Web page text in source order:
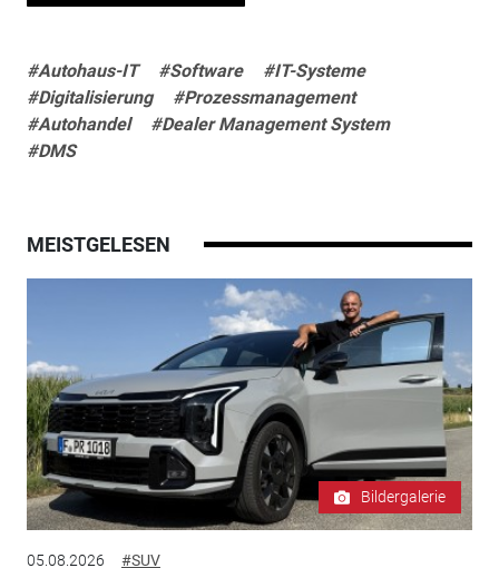
#Autohaus-IT #Software
#IT-Systeme
#Digitalisierung
#Prozessmanagement
#Autohandel
#Dealer Management System
#DMS
MEISTGELESEN
Bildergalerie
05.08.2026 #SUV